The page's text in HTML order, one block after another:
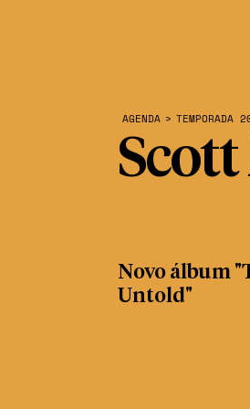
AGENDA > TEMPORADA
Novo álbum
Untold"